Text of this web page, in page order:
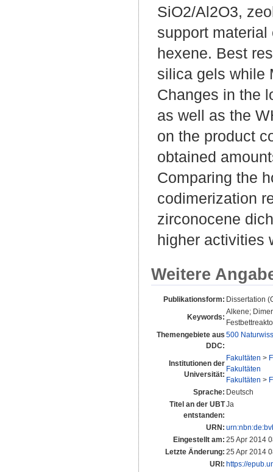
SiO2/Al2O3,
support
hexene. Best
silica gels while
Changes in the
as well as the
on the product
obtained
Comparing the
codimerization
zirconocene
higher activities
Weitere
Publikationsform: Dissertation
Keywords:
Alkene;
Themengebiete aus
DDC:
500
Institutionen der
Universität:
Fakultäten >
Fakultäten
Fakultäten >
Sprache: Deutsch
Titel an der UBT
entstanden:
Ja
URN:
Eingestellt am: 25 Apr 2014
Letzte Änderung: 25 Apr 2014
URI: https://